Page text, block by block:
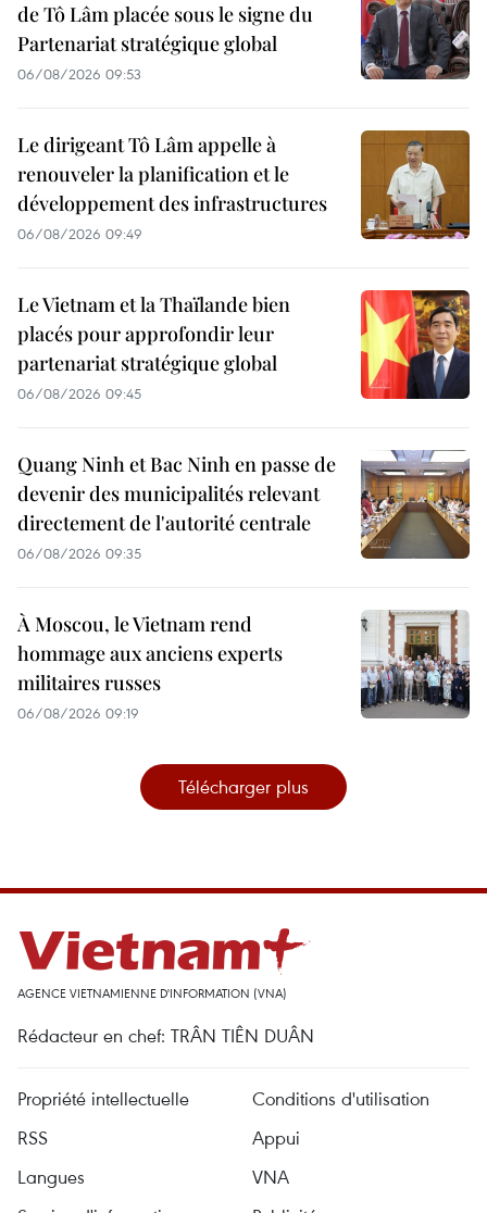
de Tô Lâm placée sous le signe du
Partenariat stratégique global
06/08/2026 09:53
Le dirigeant Tô Lâm appelle à
renouveler la planification et le
développement des infrastructures
06/08/2026 09:49
Le Vietnam et la Thaïlande bien
placés pour approfondir leur
partenariat stratégique global
06/08/2026 09:45
Quang Ninh et Bac Ninh en passe de
devenir des municipalités relevant
directement de l'autorité centrale
06/08/2026 09:35
À Moscou, le Vietnam rend
hommage aux anciens experts
militaires russes
06/08/2026 09:19
Télécharger plus
AGENCE VIETNAMIENNE D'INFORMATION (VNA)
Rédacteur en chef: TRÂN TIÊN DUÂN
Propriété intellectuelle
Conditions d'utilisation
RSS
Appui
Langues
VNA